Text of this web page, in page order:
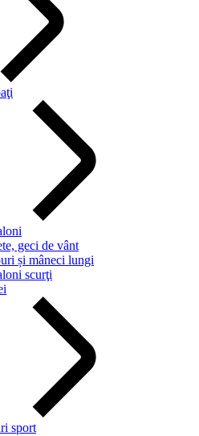
geci de vânt
și mâneci lungi
scurţi
sport